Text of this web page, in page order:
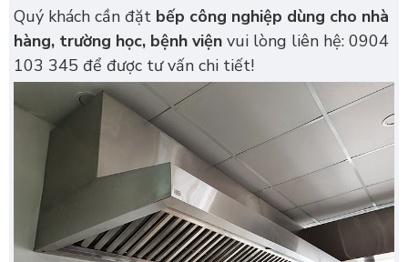
Quý khách cần đặt bếp công nghiệp dùng cho nhà
hàng, trường học, bệnh viện vui lòng liên hệ: 0904
103 345 để được tư vấn chi tiết!